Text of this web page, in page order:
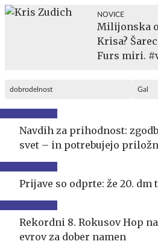
NOVICE
Milijonska
Krisa?
Furs miri.
dobrodelnost Gal
Navdih za prihodnost:
svet – in potrebujejo
Prijave so odprte: že 20. dm
Rekordni 8. Rokusov Hop
evrov za dober namen